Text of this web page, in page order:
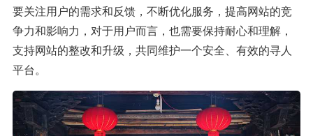
要关注用户的需求和反馈，不断优化服务，提高网站的竞
争力和影响力，对于用户而言，也需要保持耐心和理解，
支持网站的整改和升级，共同维护一个安全、有效的寻人
平台。